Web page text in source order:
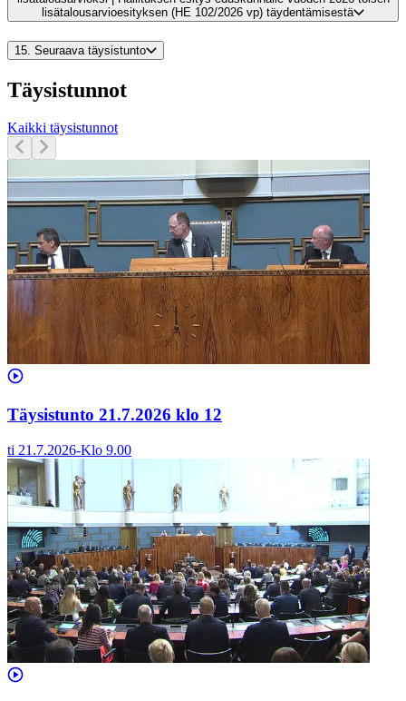
lisätalousarvioesityksen (HE 102/2026 vp) täydentämisestä
15. Seuraava täysistunto
Täysistunnot
Kaikki täysistunnot
Täysistunto 21.7.2026 klo 12
ti 21.7.2026-Klo 9.00